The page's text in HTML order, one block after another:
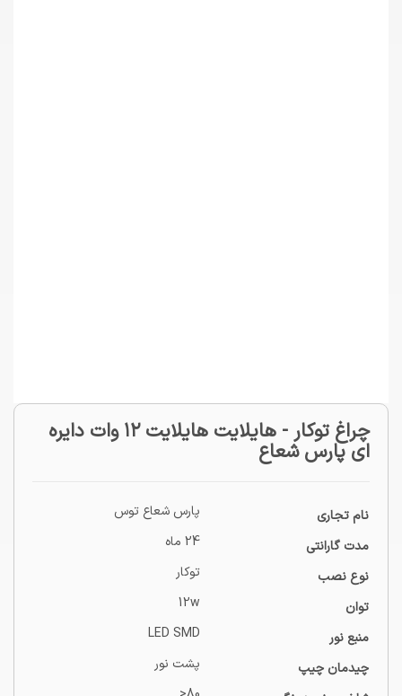
چراغ توکار - هایلایت هایلایت ۱۲ وات دایره
ای پارس شعاع
نام تجاری
پارس شعاع توس
مدت گارانتی
24 ماه
نوع نصب
توکار
توان
12w
منبع نور
LED SMD
چیدمان چیپ
پشت نور